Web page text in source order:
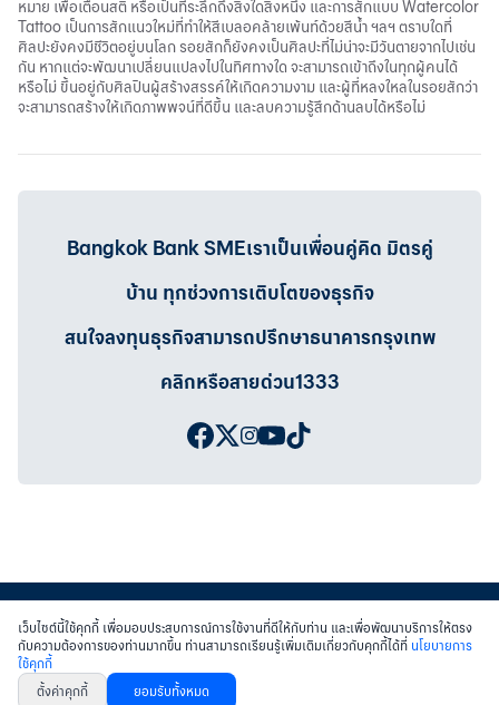
หมาย เพื่อเตือนสติ หรือเป็นที่ระลึกถึงสิ่งใดสิ่งหนึ่ง และการสักแบบ Watercolor
Tattoo เป็นการสักแนวใหม่ที่ทำให้สีเบลอคล้ายเพ้นท์ด้วยสีน้ำ ฯลฯ ตราบใดที่
ศิลปะยังคงมีชีวิตอยู่บนโลก รอยสักก็ยังคงเป็นศิลปะที่ไม่น่าจะมีวันตายจากไปเช่น
กัน หากแต่จะพัฒนาเปลี่ยนแปลงไปในทิศทางใด จะสามารถเข้าถึงในทุกผู้คนได้
หรือไม่ ขึ้นอยู่กับศิลปินผู้สร้างสรรค์ให้เกิดความงาม และผู้ที่หลงใหลในรอยสักว่า
จะสามารถสร้างให้เกิดภาพพจน์ที่ดีขึ้น และลบความรู้สึกด้านลบได้หรือไม่
Bangkok Bank SMEเราเป็นเพื่อนคู่คิด มิตรคู่
บ้าน ทุกช่วงการเติบโตของธุรกิจ
สนใจลงทุนธุรกิจสามารถปรึกษาธนาคารกรุงเทพ
คลิกหรือสายด่วน1333
สงวนสิทธิ์ พ.ศ.2558 บมจ.ธนาคารกรุงเทพฯ
หนังสือแจ้งการคุ้มครองข้อมูลส่วนบุคคล
เว็บไซต์นี้ใช้คุกกี้ เพื่อมอบประสบการณ์การใช้งานที่ดีให้กับท่าน และเพื่อพัฒนาบริการให้ตรง
กับความต้องการของท่านมากขึ้น ท่านสามารถเรียนรู้เพิ่มเติมเกี่ยวกับคุกกี้ได้ที่ นโยบายการ
ใช้คุกกี้
ตั้งค่าคุกกี้
ยอมรับทั้งหมด